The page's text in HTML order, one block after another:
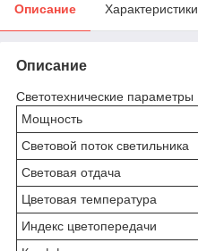
Описание Характеристики
Описание
Светотехнические параметры
Мощность
Световой поток светильника
Световая отдача
Цветовая температура
Индекс цветопередачи